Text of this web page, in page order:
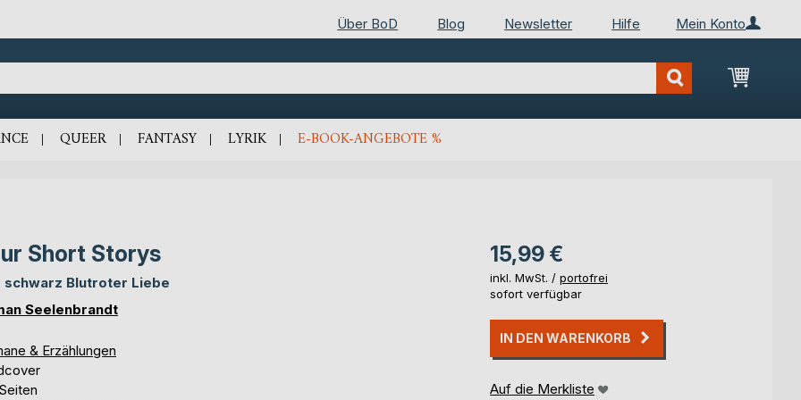
Mein Konto
Über BoD Blog Newsletter Hilfe
Mein
QUEER FANTASY LYRIK E-BOOK-ANGEBOTE %
Short Storys
schwarz Blutroter Liebe
Seelenbrandt
& Erzählungen
15,99 €
inkl. MwSt. / portofrei
sofort verfügbar
IN DEN WARENKORB
Auf die Merkliste